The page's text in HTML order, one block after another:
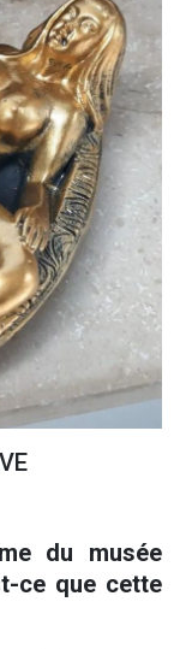
du musée
ce que cette